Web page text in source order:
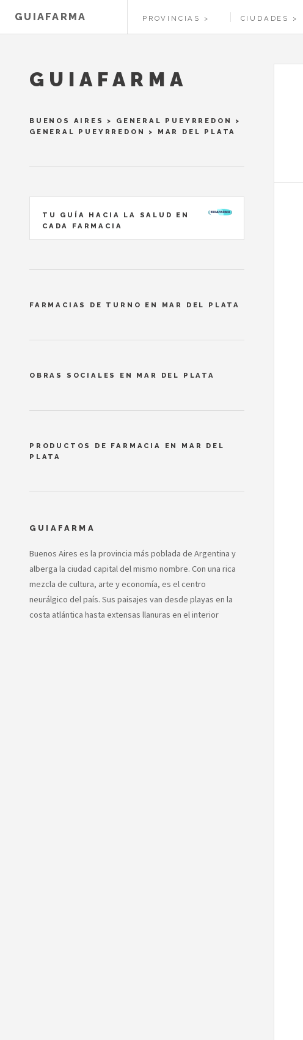
GUIAFARMA PROVINCIAS CIUDADES
GUIAFARMA
BUENOS AIRES > GENERAL PUEYRREDON
>
GENERAL PUEYRREDON
> MAR DEL PLATA
TU GUÍA HACIA LA SALUD EN
CADA FARMACIA
FARMACIAS DE TURNO EN MAR DEL PLATA
OBRAS SOCIALES EN MAR DEL PLATA
PRODUCTOS DE FARMACIA EN MAR DEL
PLATA
GUIAFARMA
Buenos Aires es la provincia más poblada de Argentina y
alberga la ciudad capital del mismo nombre. Con una rica
mezcla de cultura, arte y economía, es el centro
neurálgico del país. Sus paisajes van desde playas en la
costa atlántica hasta extensas llanuras en el interior